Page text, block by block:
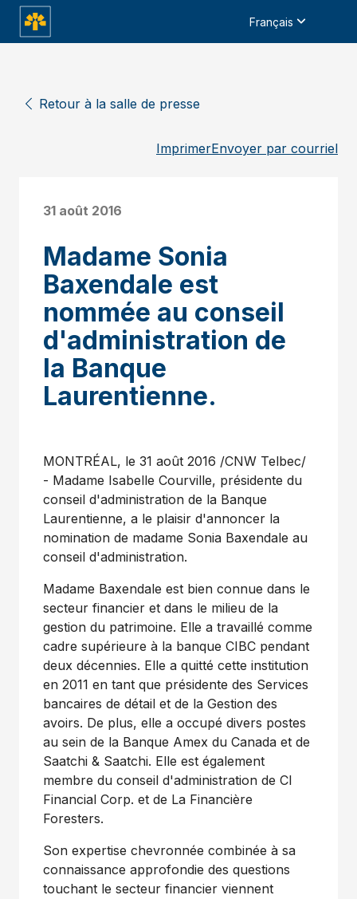
Français
Retour à la salle de presse
ImprimerEnvoyer par courriel
31 août 2016
Madame Sonia
Baxendale est
nommée au conseil
d'administration de
la Banque
Laurentienne.
MONTRÉAL, le 31 août 2016 /CNW Telbec/
- Madame Isabelle Courville, présidente du
conseil d'administration de la Banque
Laurentienne, a le plaisir d'annoncer la
nomination de madame Sonia Baxendale au
conseil d'administration.
Madame Baxendale est bien connue dans le
secteur financier et dans le milieu de la
gestion du patrimoine. Elle a travaillé comme
cadre supérieure à la banque CIBC pendant
deux décennies. Elle a quitté cette institution
en 2011 en tant que présidente des Services
bancaires de détail et de la Gestion des
avoirs. De plus, elle a occupé divers postes
au sein de la Banque Amex du Canada et de
Saatchi & Saatchi. Elle est également
membre du conseil d'administration de CI
Financial Corp. et de La Financière
Foresters.
Son expertise chevronnée combinée à sa
connaissance approfondie des questions
touchant le secteur financier viennent